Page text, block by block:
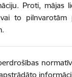
Proti,
to pilnvarotām